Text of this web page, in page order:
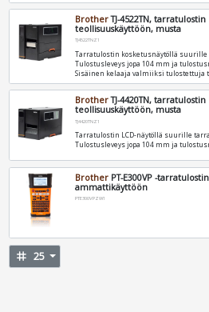
BrotherTJ-4522TN, tarratulostin
teollisuuskäyttöön, musta
TJ4522TNZ1
Tarratulostin kosketusnäytöllä suurille
Tulostusleveys jopa 104 mm ja
Sisäinen kelaaja valmiiksi tulostettuja
BrotherTJ-4420TN, tarratulostin
teollisuuskäyttöön, musta
TJ4420TNZ1
Tarratulostin LCD-näytöllä suurille
Tulostusleveys jopa 104 mm ja
Brother PT-E300VP -tarratulostin
ammattikäyttöön
PTE300VPZW1
tag 25